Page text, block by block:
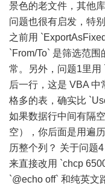
景色的老文件，其他
问题也很有启发，特
之前用
`From/To` 是筛选范
常。另外，问题1里用
后一行，这是 VBA 中
格多的表，确实比
如果数据行中间有隔
空），你后面是用遍
历整个列？ 关于问题
来直接改用 `chcp
`@echo off` 和纯英文